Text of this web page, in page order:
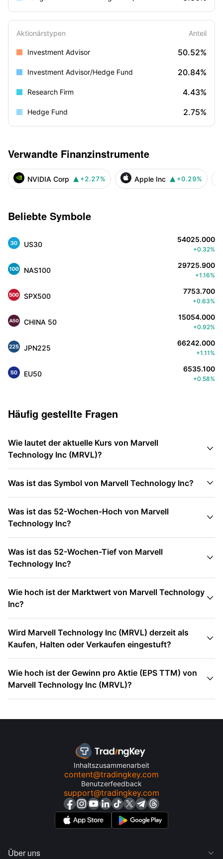
Aktionärstypen Anteil
Investment Advisor 50.52%
Investment Advisor/Hedge Fund 20.84%
Research Firm 4.43%
Hedge Fund 2.75%
Verwandte Finanzinstrumente
NVIDIA Corp  +2.27% Apple Inc  +0.29%
Beliebte Symbole
US30
54025.000
+0.32%
NAS100
29725.900
+1.16%
SPX500
7753.700
+0.63%
CHINA 50
15054.000
+0.92%
JPN225
66242.000
+1.11%
EU50
6535.100
+0.58%
Häufig gestellte Fragen
Wie lautet der aktuelle Kurs von Marvell
Technology Inc (MRVL)?

Was ist das Symbol von Marvell Technology Inc? 
Was ist das 52-Wochen-Hoch von Marvell
Technology Inc?

Was ist das 52-Wochen-Tief von Marvell
Technology Inc?

Wie hoch ist der Marktwert von Marvell Technology
Inc?

Wird Marvell Technology Inc (MRVL) derzeit als
Kaufen, Halten oder Verkaufen eingestuft?

Wie hoch ist der Gewinn pro Aktie (EPS TTM) von
Marvell Technology Inc (MRVL)?

Inhaltszusammenarbeit
content@tradingkey.com
Benutzerfeedback
support@tradingkey.com
Über uns 